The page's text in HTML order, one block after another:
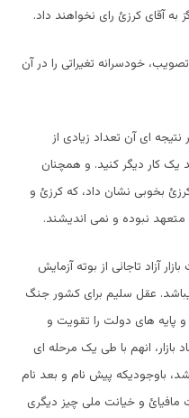
آقای کرزئ رای نخواهند داد.
خودسرانه تغیراتی را در آن
ای آن تعداد زیادی از
یک کار دیگر کنید. و همچنان
بخوبی نشان داد، که کرزئ و
نبوده و نمی اندیشند.
آزاد تاجائی از بوته آزمایش
عقل سلیم برای کشور جنگ
پایه های دولت را تقویت و
انهم با طی یک مرحله ای
باوجودیکه پیش نام و بعد نام
و خیانت ملی چیز دیگری